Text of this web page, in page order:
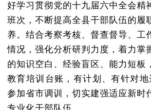
好学习贯彻党的十九届六中全会精
班次，不断提高全县干部队伍的履
养。结合考察考核、督查督导、工
情况，强化分析研判力度，着力掌
的知识空白、经验盲区、能力短板
教育培训台账，有计划、有针对地
参加省市调训，切实建强适应新时
专业化干部队伍。